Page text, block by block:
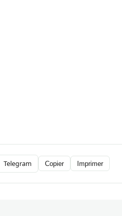
Telegram Copier Imprimer